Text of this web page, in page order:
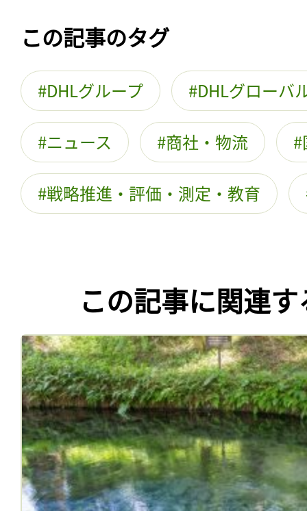
この記事のタグ
DHLグループ DHLグローバ
ニュース 商社・物流
戦略推進・評価・測定・教育
この記事に関連